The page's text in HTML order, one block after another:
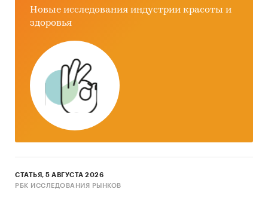
Новые исследования индустрии красоты и
здоровья
СТАТЬЯ, 5 АВГУСТА 2026
РБК ИССЛЕДОВАНИЯ РЫНКОВ